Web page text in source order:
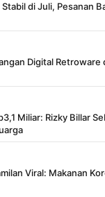
di Juli, Pesanan
Digital Retroware
Miliar: Rizky Billar
Viral: Makanan